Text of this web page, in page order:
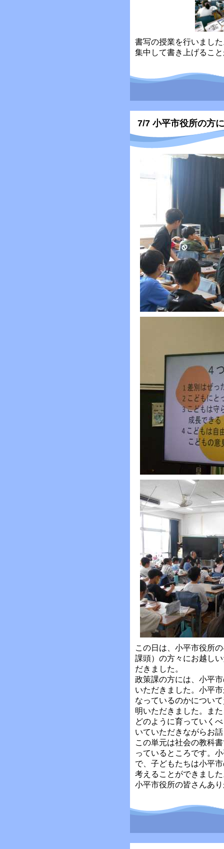
書写の授業を行いまし
集中して書き上げるこ
7/7 小平市役所の方
この日は、小平市役所
課頭）の方々にお越し
だきました。
政策課の方には、小平
いただきました。小平
なっているのかについ
明いただきました。ま
どのように育っていく
いていただきながらお
この単元は社会の教科
っているところです。
で、子どもたちは小平
考えることができまし
小平市役所の皆さんあ